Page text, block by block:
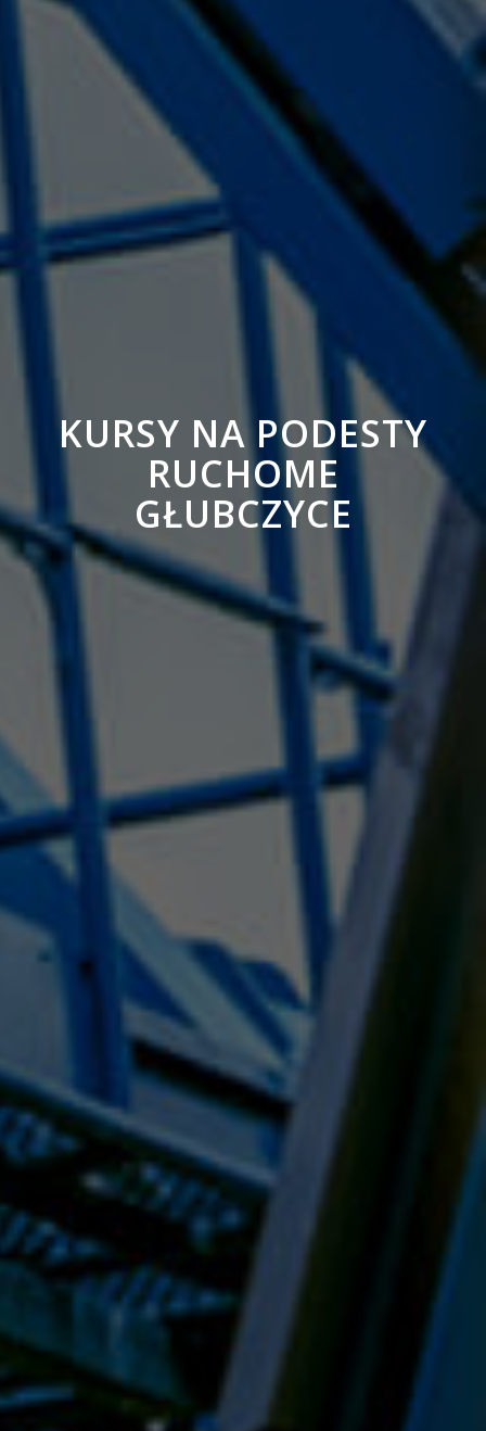
KURSY NA PODESTY
RUCHOME
GŁUBCZYCE